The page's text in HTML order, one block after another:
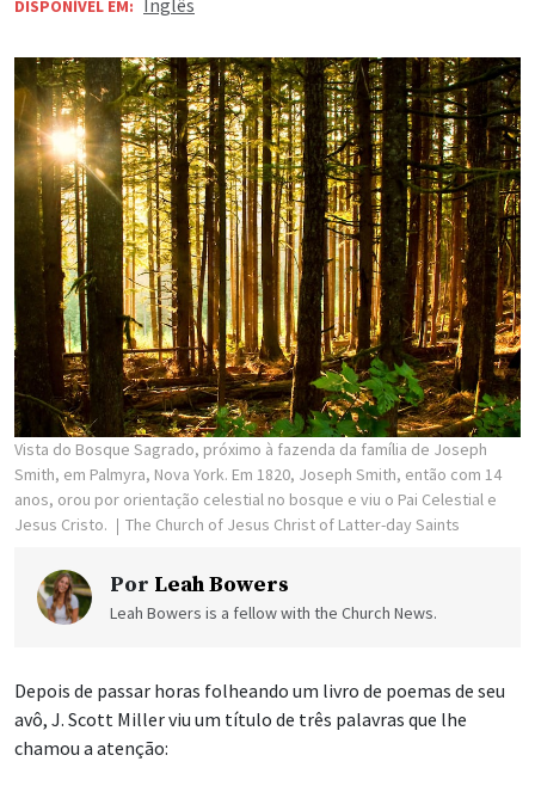
DISPONÍVEL EM: Inglês
Vista do Bosque Sagrado, próximo à fazenda da família de Joseph
Smith, em Palmyra, Nova York. Em 1820, Joseph Smith, então com 14
anos, orou por orientação celestial no bosque e viu o Pai Celestial e
Jesus Cristo.
The Church of Jesus Christ of Latter-day Saints
Por Leah Bowers
Leah Bowers is a fellow with the Church News.
Depois de passar horas folheando um livro de poemas de seu
avô, J. Scott Miller viu um título de três palavras que lhe
chamou a atenção: